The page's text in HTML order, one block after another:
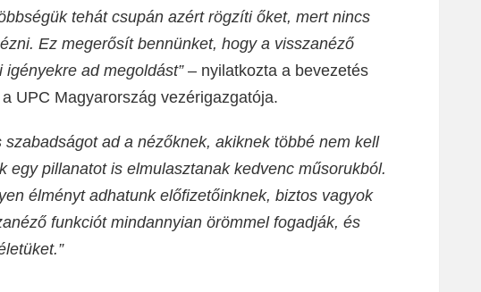
tehát csupán azért rögzíti őket, mert nincs
Ez megerősít bennünket, hogy a visszanéző
ad megoldást”– nyilatkozta a bevezetés
UPC Magyarország vezérigazgatója.
szabadságot ad a nézőknek, akiknek többé nem kell
egy pillanatot is elmulasztanak kedvenc műsorukból.
élményt adhatunk előfizetőinknek, biztos vagyok
funkciót mindannyian örömmel fogadják, és